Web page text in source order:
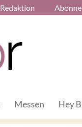
Redaktion
Messen Hey